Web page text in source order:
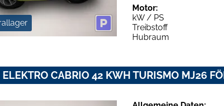
Motor:
kW / PS
Treibstoff
Hubraum
CABRIO 42 KWH TURISMO MJ26